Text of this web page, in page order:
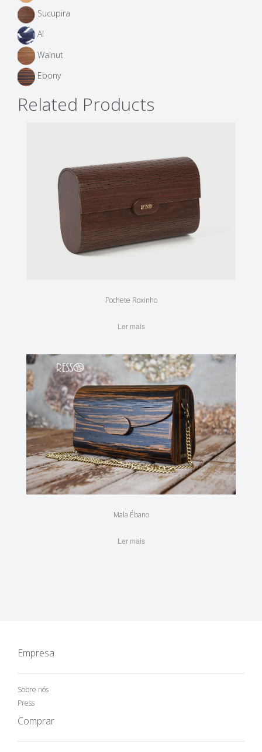
Sucupira
AI
Walnut
Ebony
Related Products
Pochete Roxinho
Ler mais
Mala Ébano
Ler mais
Empresa
Sobre nós
Press
Comprar